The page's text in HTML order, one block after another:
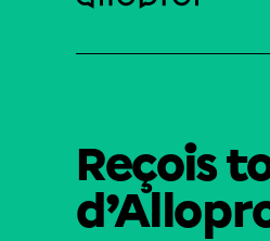
Reçois